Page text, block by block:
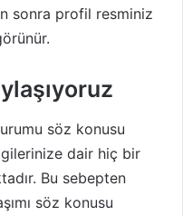
sonra profil resminiz
söz konusu
dair hiç bir
Bu sebepten
söz konusu